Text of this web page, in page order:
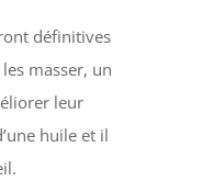
définitives
masser, un
leur
huile et il